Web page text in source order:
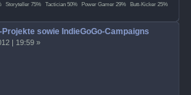
Storyteller 75% Tactician 50% Power Gamer 29% Butt-Kicker 25%
sowie IndieGoGo-Campaigns
| 19:59 »